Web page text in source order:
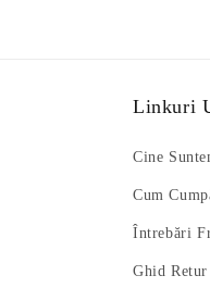
Linkuri
Cine
Cum
Întrebări
Ghid Retur